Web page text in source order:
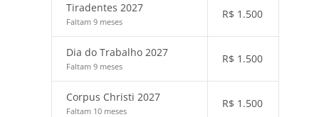
Tiradentes 2027
Faltam 9 meses
R$ 1.500
Dia do Trabalho 2027
Faltam 9 meses
R$ 1.500
Corpus Christi 2027
Faltam 10 meses
R$ 1.500